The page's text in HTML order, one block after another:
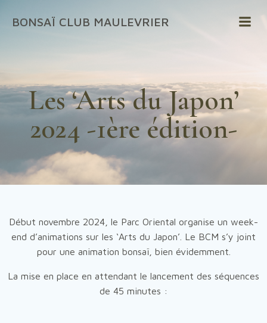
au
BONSAÏ CLUB MAULEVRIER
Les ‘Arts du Japon’
2024 -1ère édition-
Début novembre 2024, le Parc Oriental organise un week-
end d’animations sur les ‘Arts du Japon’. Le BCM s’y joint
pour une animation bonsaï, bien évidemment.
La mise en place en attendant le lancement des séquences
de 45 minutes :